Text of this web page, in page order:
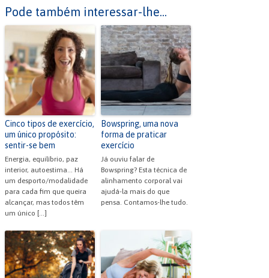
c
e
b
o
o
k
itt
er
er
es
t
at
s
A
p
p
ai
l
tF
ri
e
n
dl
y
h
ar
Pode também interessar-lhe...
Cinco tipos de exercício,
um único propósito:
sentir-se bem
Energia, equilíbrio, paz
interior, autoestima… Há
um desporto/modalidade
para cada fim que queira
alcançar, mas todos têm
um único […]
Bowspring, uma nova
forma de praticar
exercício
Já ouviu falar de
Bowspring? Esta técnica de
alinhamento corporal vai
ajudá-la mais do que
pensa. Contamos-lhe tudo.